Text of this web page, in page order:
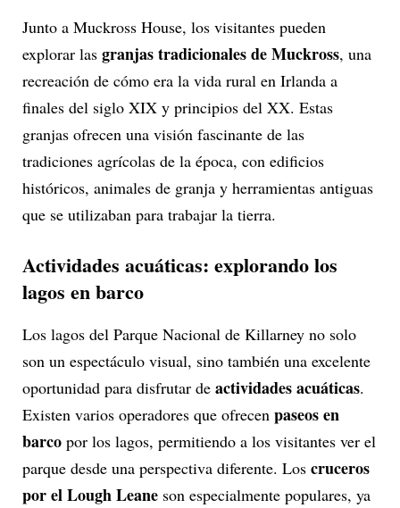
Junto a Muckross House, los visitantes pueden
explorar las granjas tradicionales de Muckross, una
recreación de cómo era la vida rural en Irlanda a
finales del siglo XIX y principios del XX. Estas
granjas ofrecen una visión fascinante de las
tradiciones agrícolas de la época, con edificios
históricos, animales de granja y herramientas antiguas
que se utilizaban para trabajar la tierra.
Actividades acuáticas: explorando los
lagos en barco
Los lagos del Parque Nacional de Killarney no solo
son un espectáculo visual, sino también una excelente
oportunidad para disfrutar de actividades acuáticas.
Existen varios operadores que ofrecen paseos en
barco por los lagos, permitiendo a los visitantes ver el
parque desde una perspectiva diferente. Los cruceros
por el Lough Leane son especialmente populares, ya